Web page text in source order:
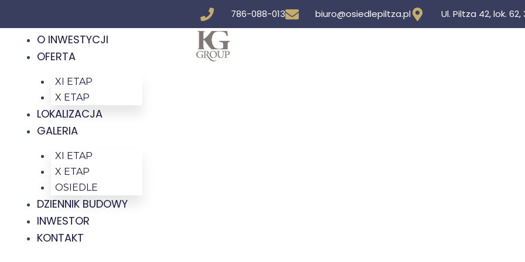
content
786-088-013 biuro@osiedlepiltza.pl Ul. Piltza 42, lok.
O INWESTYCJI
OFERTA
XI ETAP
X ETAP
LOKALIZACJA
GALERIA
XI ETAP
X ETAP
OSIEDLE
DZIENNIK BUDOWY
INWESTOR
KONTAKT